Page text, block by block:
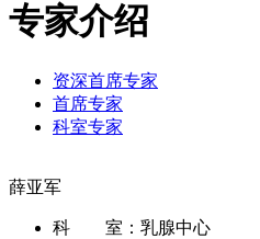
专家介绍
资深首席专家
首席专家
科室专家
薛亚军
科 室： 乳腺中心